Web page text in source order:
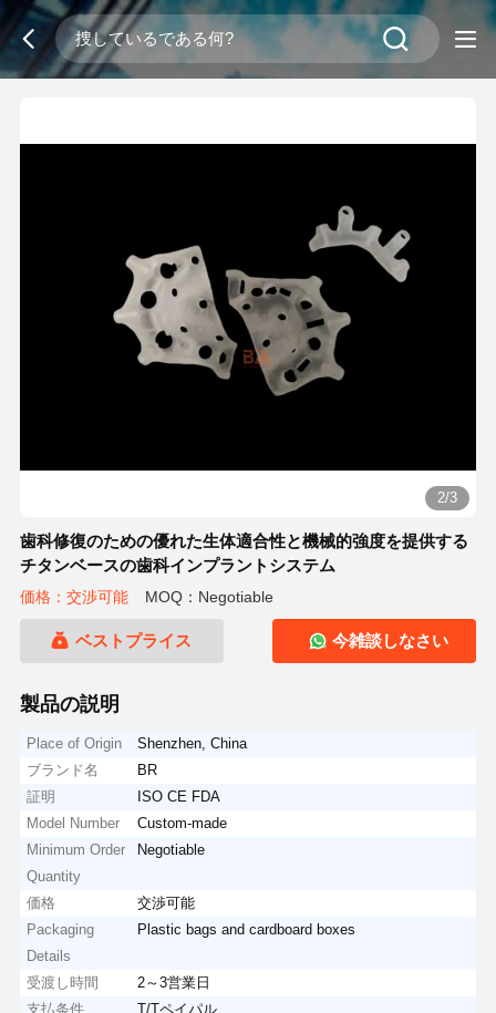
2/3
歯科修復のための優れた生体適合性と機械的強度を提供する
チタンベースの歯科インプラントシステム
価格：交渉可能 MOQ：Negotiable
ベストプライス 今雑談しなさい
製品の説明
Place of Origin
Shenzhen, China
ブランド名
BR
証明
ISO CE FDA
Model Number
Custom-made
Minimum Order
Quantity
Negotiable
価格
交渉可能
Packaging
Details
Plastic bags and cardboard boxes
受渡し時間
2～3営業日
支払条件
T/Tペイパル